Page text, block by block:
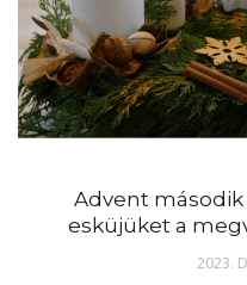
Advent
esküjüket a
2023.